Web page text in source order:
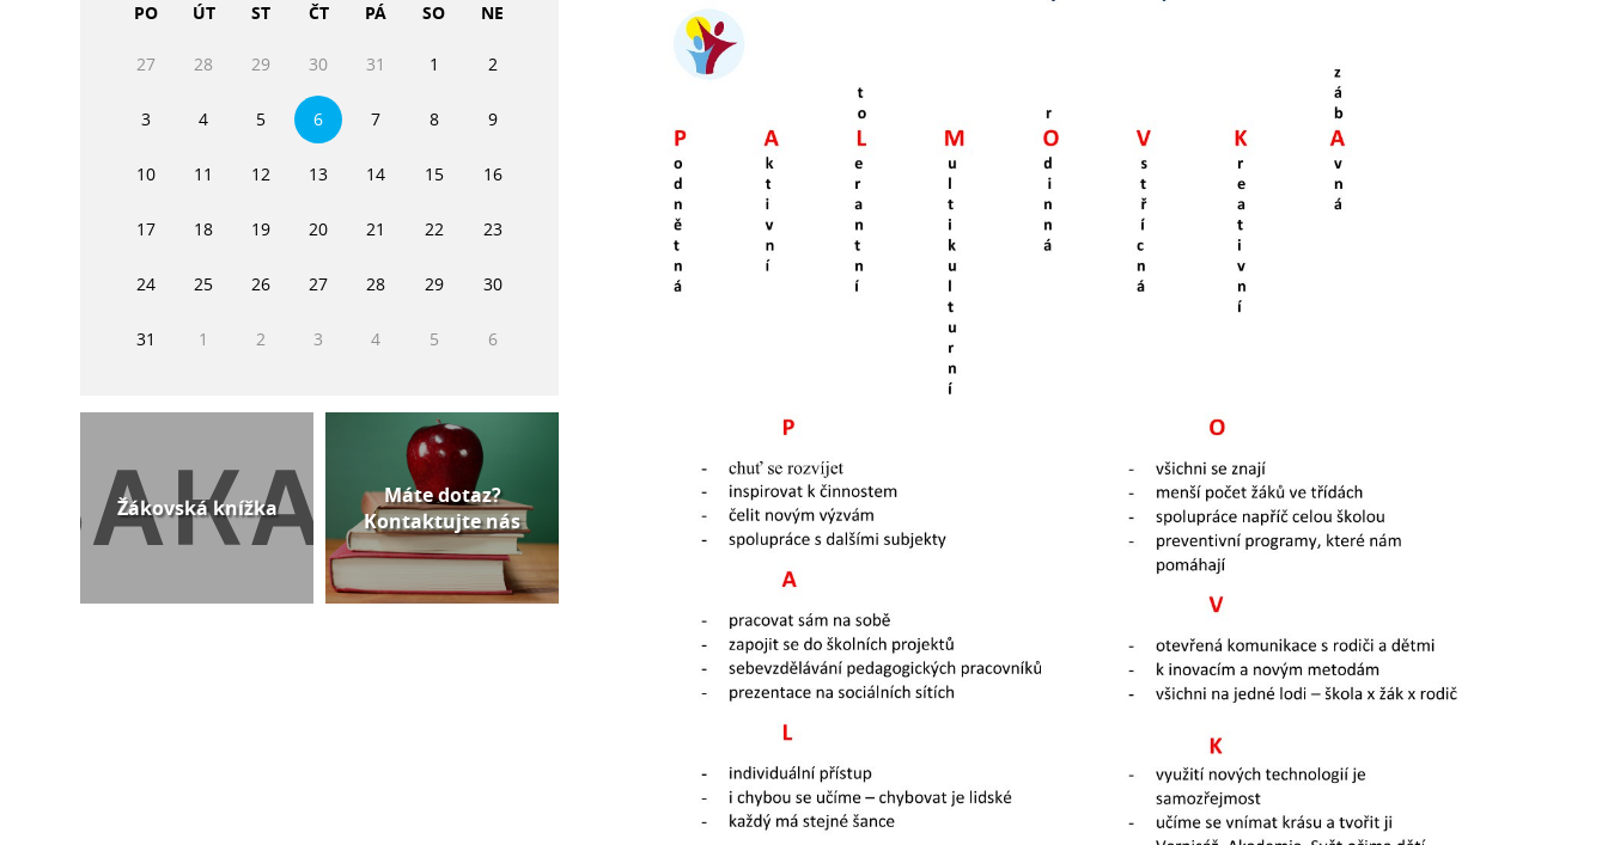
PO ÚT ST ČT PÁ SO NE
27 28 29 30 31 1 2
3 4 5 6 7 8 9
10 11 12 13 14 15 16
17 18 19 20 21 22 23
24 25 26 27 28 29 30
31 1 2 3 4 5 6
Žákovská knížka
Máte dotaz?
Kontaktujte nás